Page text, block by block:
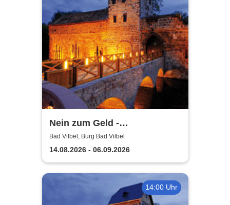
Nein zum Geld -
Burgfestspiele Bad Vilbel
Bad Vilbel, Burg Bad Vilbel
14.08.2026 - 06.09.2026
14:00 Uhr